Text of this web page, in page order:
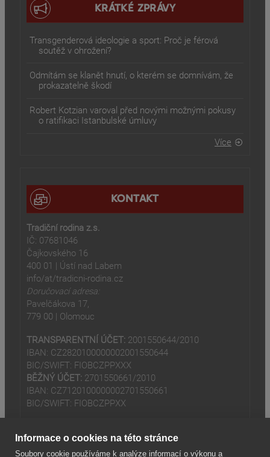
KRÁTKÉ ZPRÁVY
Transgenderová ideologie a sport: Proč je férová
soutěž v ohrožení?
Odmítám se klanět hnutí, o kterém se domnívám, že
prokazatelně škodí
Robert Kotzian varoval před novými možnými pokusy
o ratifikaci Istanbulské úmluvy
Více
KONTAKT
Tradiční rodina z.s.
IČ: 07681046
Čajkovského 16
400 01 | Ústí nad Labem
info/at/tradicni-rodina.cz
Doručovací adresa:
Pavelčákova 17,
779 00 | Olomouc
TRANSPARENTNÍ ÚČET: 2001550644/2010
IBAN: CZ2820100000002001550644
BIC/SWIFT: FIOBCZPPXXX
BĚŽNÝ ÚČET: 2701550661/2010
IBAN: CZ7120100000002701550661
BIC/SWIFT: FIOBCZPPXX
Informace o cookies na této stránce
Soubory cookie používáme k analýze informací o výkonu a